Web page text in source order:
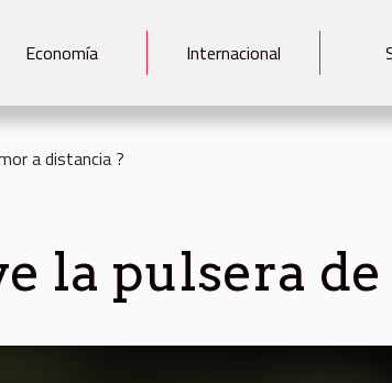
Economía Internacional
a distancia ?
la pulsera